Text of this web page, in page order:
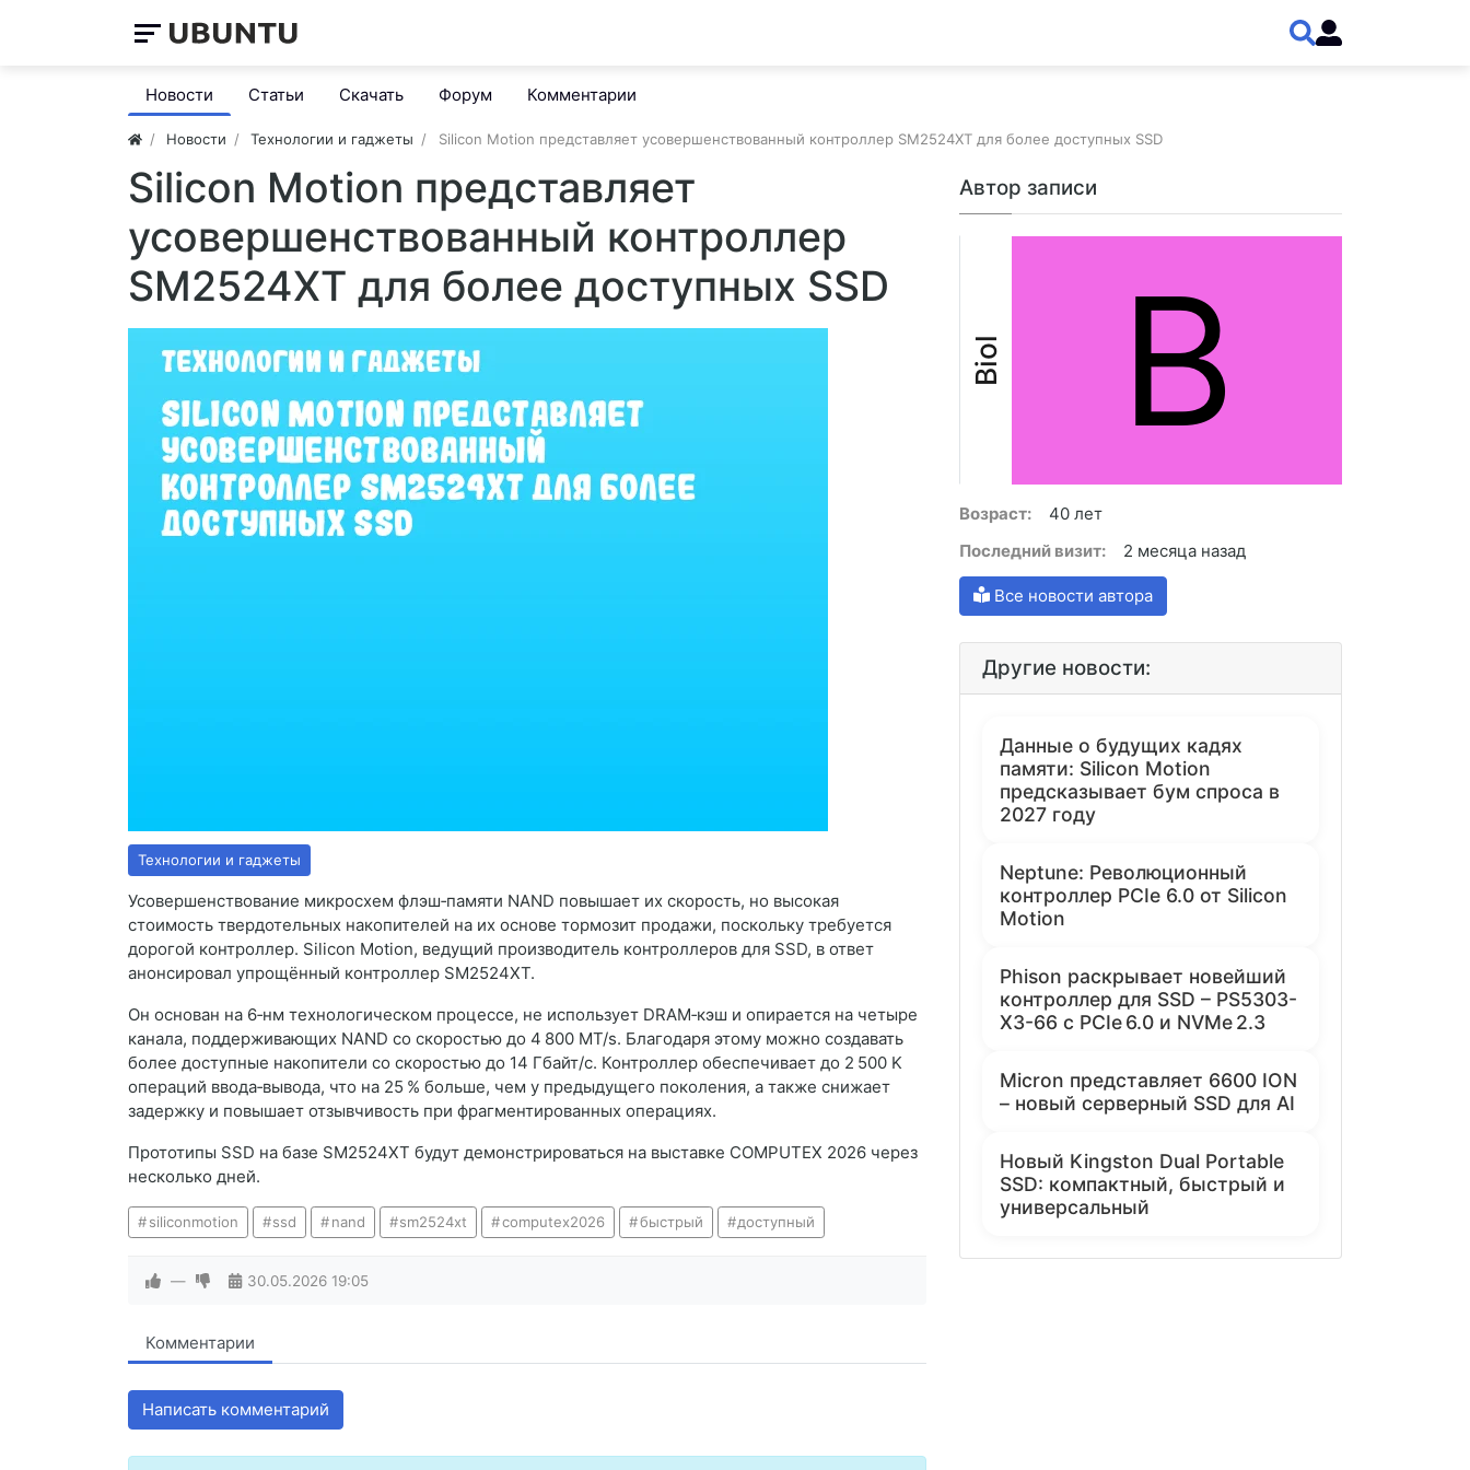
Новости Статьи Скачать Форум Комментарии
Новости Технологии и гаджеты Silicon Motion представляет усовершенствованный контроллер SM2524XT для более доступных SSD
Silicon Motion представляет
усовершенствованный контроллер
SM2524XT для более доступных SSD
Технологии и гаджеты
Усовершенствование микросхем флэш‑памяти NAND повышает их скорость, но высокая
стоимость твердотельных накопителей на их основе тормозит продажи, поскольку требуется
дорогой контроллер. Silicon Motion, ведущий производитель контроллеров для SSD, в ответ
анонсировал упрощённый контроллер SM2524XT.
Он основан на 6‑нм технологическом процессе, не использует DRAM‑кэш и опирается на четыре
канала, поддерживающих NAND со скоростью до 4 800 MT/s. Благодаря этому можно создавать
более доступные накопители со скоростью до 14 Гбайт/с. Контроллер обеспечивает до 2 500 K
операций ввода‑вывода, что на 25 % больше, чем у предыдущего поколения, а также снижает
задержку и повышает отзывчивость при фрагментированных операциях.
Прототипы SSD на базе SM2524XT будут демонстрироваться на выставке COMPUTEX 2026 через
несколько дней.
siliconmotion ssd nand sm2524xt computex2026 быстрый доступный
— 30.05.2026 19:05
Комментарии
Написать комментарий
Автор записи
Biol B
Возраст:
40 лет
Последний визит:
2 месяца назад
Все новости автора
Другие новости:
Данные о будущих кадях
памяти: Silicon Motion
предсказывает бум спроса в
2027 году
Neptune: Революционный
контроллер PCIe 6.0 от Silicon
Motion
Phison раскрывает новейший
контроллер для SSD – PS5303-
X3-66 с PCIe 6.0 и NVMe 2.3
Micron представляет 6600 ION
– новый серверный SSD для AI
Новый Kingston Dual Portable
SSD: компактный, быстрый и
универсальный